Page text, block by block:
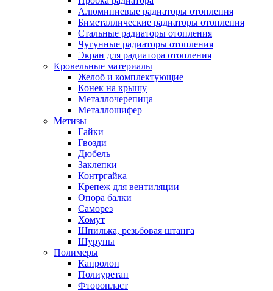
Алюминиевые радиаторы отопления
Биметаллические радиаторы отопления
Стальные радиаторы отопления
Чугунные радиаторы отопления
Экран для радиатора отопления
Кровельные материалы
Желоб и комплектующие
Конек на крышу
Металлочерепица
Металлошифер
Метизы
Гайки
Гвозди
Дюбель
Заклепки
Контргайка
Крепеж для вентиляции
Опора балки
Саморез
Хомут
Шпилька, резьбовая штанга
Шурупы
Полимеры
Капролон
Полиуретан
Фторопласт